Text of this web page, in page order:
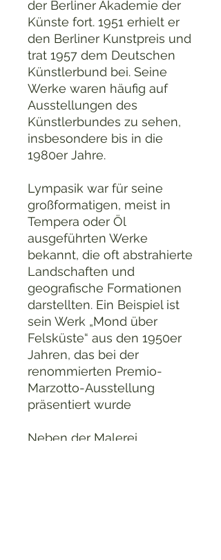
der Berliner Akademie der
Künste fort. 1951 erhielt er
den Berliner Kunstpreis und
trat 1957 dem Deutschen
Künstlerbund bei. Seine
Werke waren häufig auf
Ausstellungen des
Künstlerbundes zu sehen,
insbesondere bis in die
1980er Jahre​.
Lympasik war für seine
großformatigen, meist in
Tempera oder Öl
ausgeführten Werke
bekannt, die oft abstrahierte
Landschaften und
geografische Formationen
darstellten. Ein Beispiel ist
sein Werk „Mond über
Felsküste“ aus den 1950er
Jahren, das bei der
renommierten Premio-
Marzotto-Ausstellung
präsentiert wurde​
Neben der Malerei